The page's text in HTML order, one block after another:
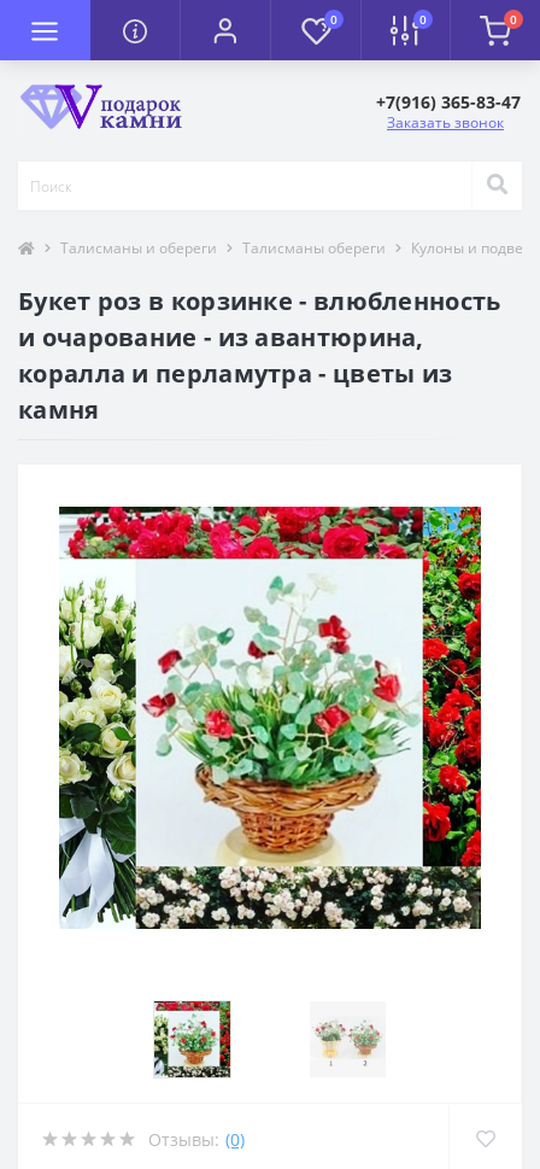
0 0 0
+7(916) 365-83-47
Заказать звонок
Талисманы и обереги Талисманы обереги Кулоны и
Букет роз в корзинке - влюбленность
и очарование - из авантюрина,
коралла и перламутра - цветы из
камня
Отзывы: (0)